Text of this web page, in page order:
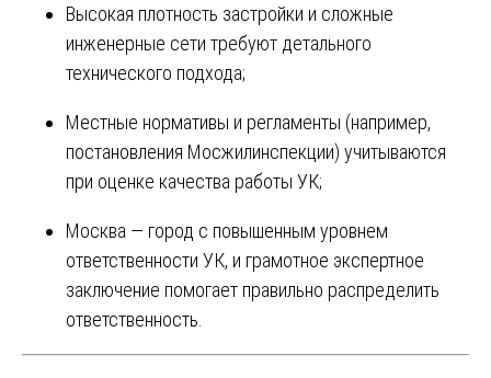
Высокая плотность застройки и сложные
инженерные сети требуют детального
технического подхода;
Местные нормативы и регламенты (например,
постановления Мосжилинспекции) учитываются
при оценке качества работы УК;
Москва — город с повышенным уровнем
ответственности УК, и грамотное экспертное
заключение помогает правильно распределить
ответственность.